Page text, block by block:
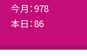
今月：978
本日：86